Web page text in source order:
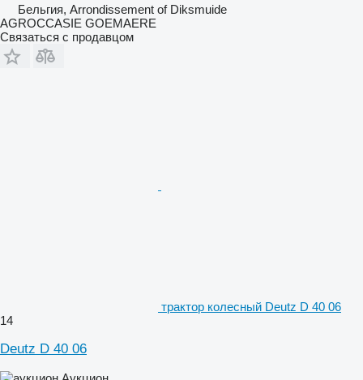
Бельгия, Arrondissement of Diksmuide
AGROCCASIE GOEMAERE
Связаться с продавцом
трактор колесный Deutz D 40 06
14
Deutz D 40 06